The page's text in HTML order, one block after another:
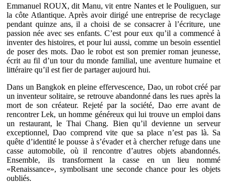
Emmanuel ROUX, dit Manu, vit entre Nantes et le Pouliguen, sur
la côte Atlantique. Après avoir dirigé une entreprise de recyclage
pendant quinze ans, il a choisi de se consacrer à l’écriture, une
passion née avec ses enfants. C’est pour eux qu’il a commencé à
inventer des histoires, et pour lui aussi, comme un besoin essentiel
de poser des mots. Dao le robot est son premier roman jeunesse,
écrit au fil d’un tour du monde familial, une aventure humaine et
littéraire qu’il est fier de partager aujourd hui.
Dans un Bangkok en pleine effervescence, Dao, un robot créé par
un inventeur solitaire, se retrouve abandonné dans les rues après la
mort de son créateur. Rejeté par la société, Dao erre avant de
rencontrer Lek, un homme généreux qui lui trouve un emploi dans
un restaurant, le Thai Chang. Bien qu’il devienne un serveur
exceptionnel, Dao comprend vite que sa place n’est pas là. Sa
quête d’identité le pousse à s’évader et à chercher refuge dans une
casse automobile, où il rencontre d’autres objets abandonnés.
Ensemble, ils transforment la casse en un lieu nommé
«Renaissance», symbolisant une seconde chance pour les objets
oubliés.